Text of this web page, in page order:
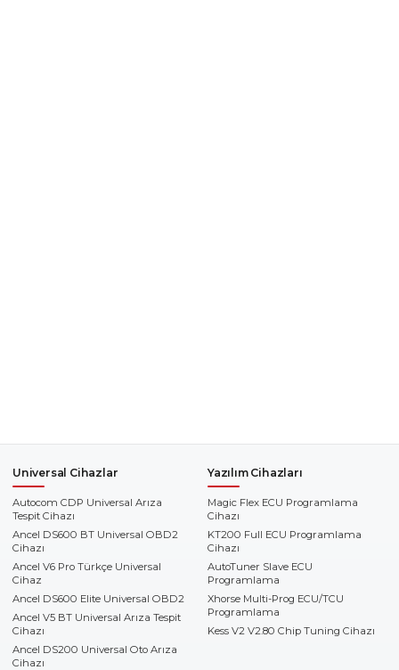
Universal Cihazlar
Autocom CDP Universal Arıza
Tespit Cihazı
Ancel DS600 BT Universal OBD2
Cihazı
Ancel V6 Pro Türkçe Universal
Cihaz
Ancel DS600 Elite Universal OBD2
Ancel V5 BT Universal Arıza Tespit
Cihazı
Ancel DS200 Universal Oto Arıza
Cihazı
Yazılım Cihazları
Magic Flex ECU Programlama
Cihazı
KT200 Full ECU Programlama
Cihazı
AutoTuner Slave ECU
Programlama
Xhorse Multi-Prog ECU/TCU
Programlama
Kess V2 V2.80 Chip Tuning Cihazı